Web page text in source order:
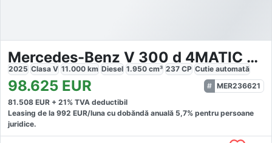
Mercedes-Benz V 300 d 4MATIC AVANTGARDE AMG Line
2025 Clasa V 11.000 km Diesel 1.950 cm³ 237 CP Cutie automată
98.625 EUR
MER236621
81.508 EUR + 21% TVA deductibil
Leasing de la 992 EUR/luna cu dobăndă anuală 5,7% pentru persoane
juridice.